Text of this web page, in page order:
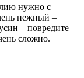
нужно с
нежный –
– повредите
сложно.